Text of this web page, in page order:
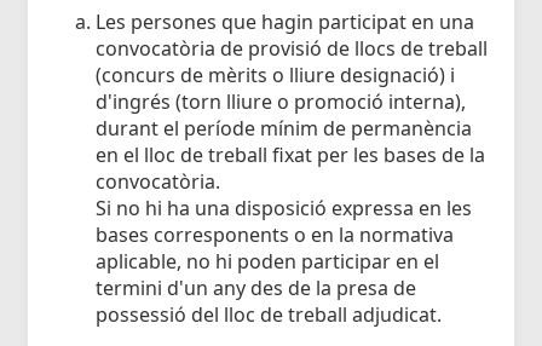
Les persones que hagin participat en una
convocatòria de provisió de llocs de treball
(concurs de mèrits o lliure designació) i
d'ingrés (torn lliure o promoció interna),
durant el període mínim de permanència
en el lloc de treball fixat per les bases de la
convocatòria.
Si no hi ha una disposició expressa en les
bases corresponents o en la normativa
aplicable, no hi poden participar en el
termini d'un any des de la presa de
possessió del lloc de treball adjudicat.